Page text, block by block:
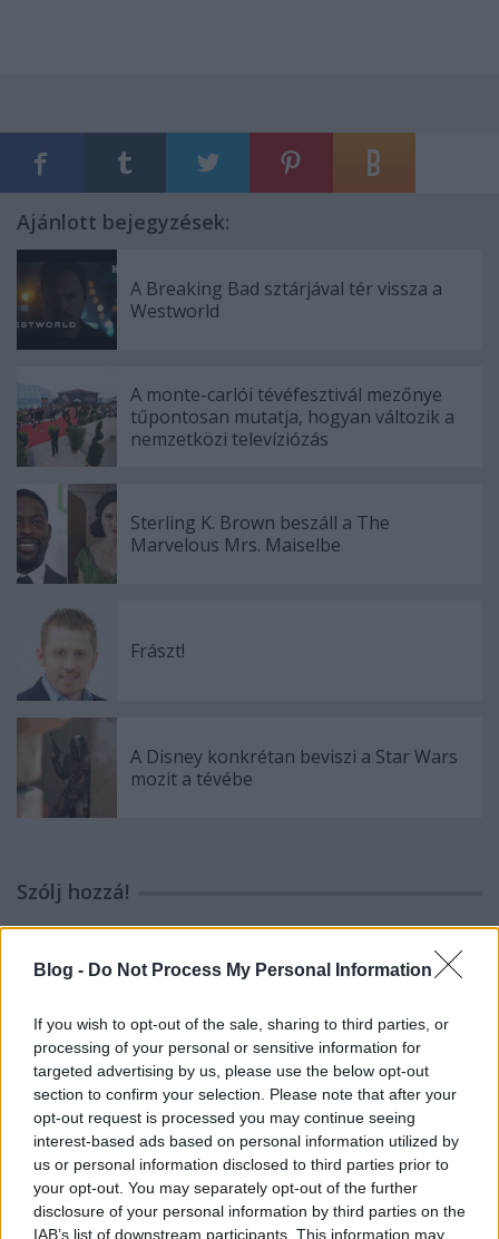
Blog - Do Not Process My Personal Information
If you wish to opt-out of the sale, sharing to third parties, or
processing of your personal or sensitive information for
targeted advertising by us, please use the below opt-out
section to confirm your selection. Please note that after your
opt-out request is processed you may continue seeing
interest-based ads based on personal information utilized by
us or personal information disclosed to third parties prior to
your opt-out. You may separately opt-out of the further
disclosure of your personal information by third parties on the
IAB’s list of downstream participants. This information may
Ajánlott bejegyzések:
A Breaking Bad sztárjával tér vissza a
Westworld
A monte-carlói tévéfesztivál mezőnye
tűpontosan mutatja, hogyan változik a
nemzetközi televíziózás
Sterling K. Brown beszáll a The
Marvelous Mrs. Maiselbe
Frászt!
A Disney konkrétan beviszi a Star Wars
mozit a tévébe
Szólj hozzá!
A hozzászóláshoz be kell lépned!
VAGY